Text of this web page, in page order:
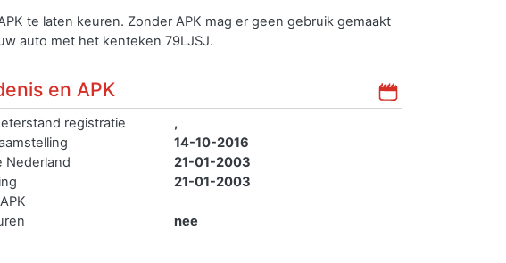
te laten keuren. Zonder APK mag er geen gebruik gemaakt
auto met het kenteken 79LJSJ.
en APK
registratie
,
14-10-2016
Nederland
21-01-2003
21-01-2003
nee